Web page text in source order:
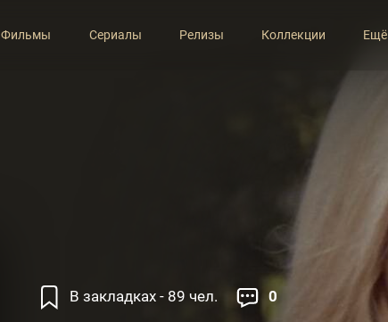
Фильмы Сериалы Релизы Коллекции Ещё
В закладках - 89 чел. 0